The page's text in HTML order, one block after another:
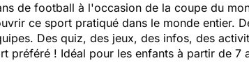
de football à l'occasion de la coupe du
ce sport pratiqué dans le monde entier.
Des quiz, des jeux, des infos, des
préféré ! Idéal pour les enfants à partir de 7